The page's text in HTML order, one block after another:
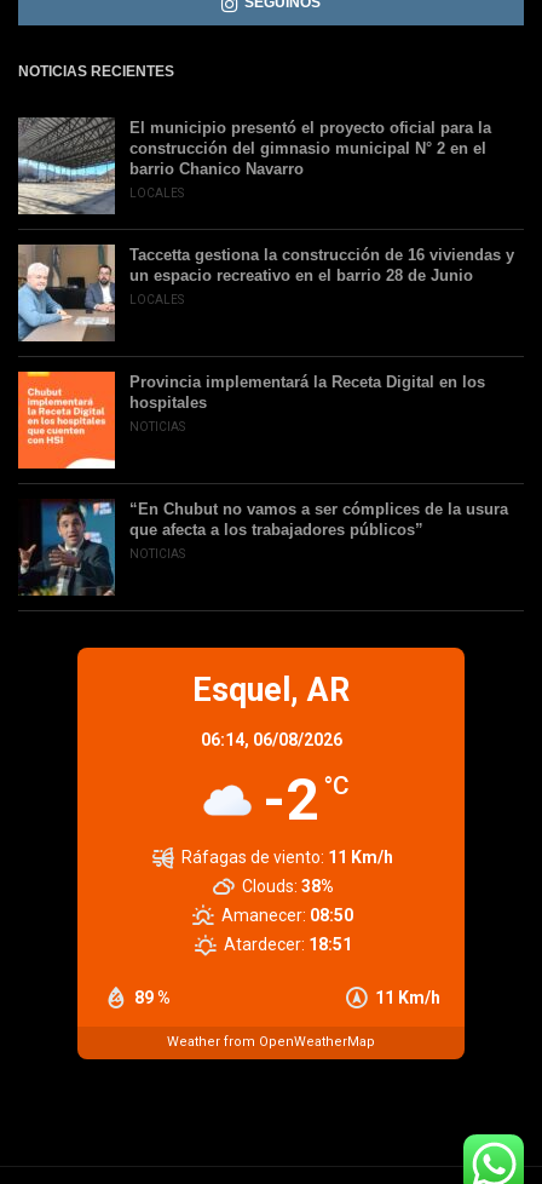
NOTICIAS RECIENTES
El municipio presentó el proyecto oficial para la
construcción del gimnasio municipal N° 2 en el
barrio Chanico Navarro
LOCALES
Taccetta gestiona la construcción de 16 viviendas y
un espacio recreativo en el barrio 28 de Junio
LOCALES
Provincia implementará la Receta Digital en los
hospitales
NOTICIAS
“En Chubut no vamos a ser cómplices de la usura
que afecta a los trabajadores públicos”
NOTICIAS
Esquel, AR
06:14, 06/08/2026
-2 °C
89 % 11 Km/h
Ráfagas de viento: 11 Km/h
Clouds: 38%
Amanecer: 08:50
Atardecer: 18:51
Weather from OpenWeatherMap